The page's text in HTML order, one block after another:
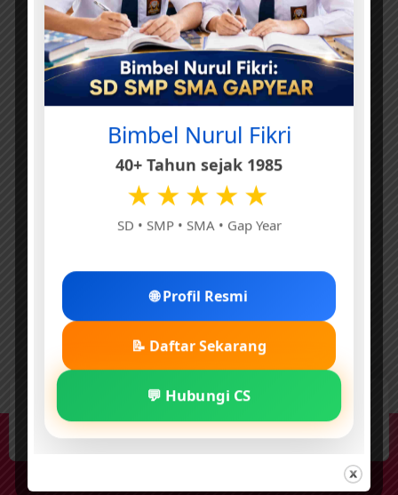
elibrary.id: Gerakan Indonesia Cerdas
Literasi
Bimbel Nurul Fikri
40+ Tahun sejak 1985
★★★★★
SD • SMP • SMA • Gap Year
🌐 Profil Resmi
📝 Daftar Sekarang
💬 Hubungi CS